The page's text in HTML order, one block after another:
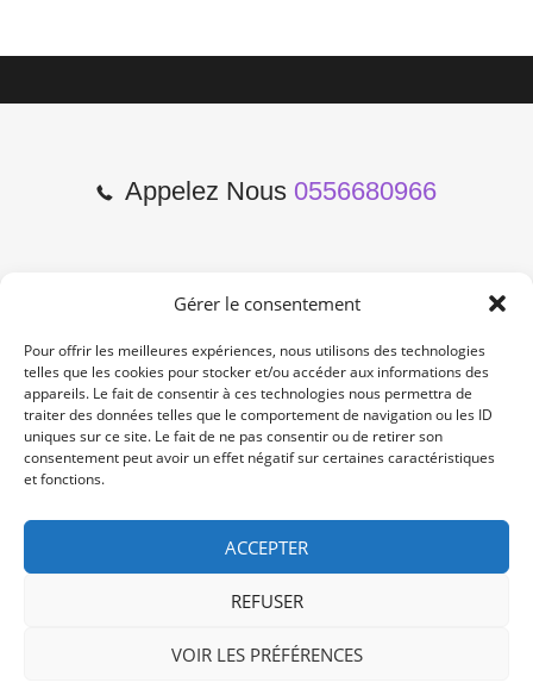
Gérer le consentement
Pour offrir les meilleures expériences, nous utilisons des technologies
telles que les cookies pour stocker et/ou accéder aux informations des
appareils. Le fait de consentir à ces technologies nous permettra de
traiter des données telles que le comportement de navigation ou les ID
uniques sur ce site. Le fait de ne pas consentir ou de retirer son
consentement peut avoir un effet négatif sur certaines caractéristiques
et fonctions.
ACCEPTER
REFUSER
VOIR LES PRÉFÉRENCES
Appelez Nous 0556680966
2 Cours de l'Yser 33800
Bordeaux
Lun-Samedi: 10:00 -19:00
Non Stop
/ /